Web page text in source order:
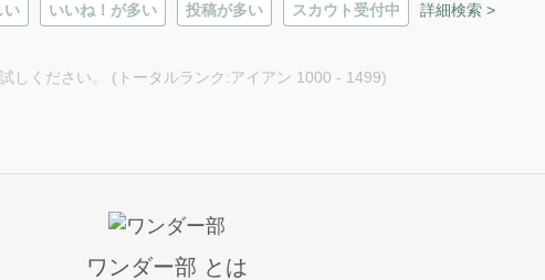
い いいね！が多い 投稿が多い スカウト受付中 詳細検索 >
しください。 (トータルランク:アイアン 1000 - 1499)
ワンダー部 とは